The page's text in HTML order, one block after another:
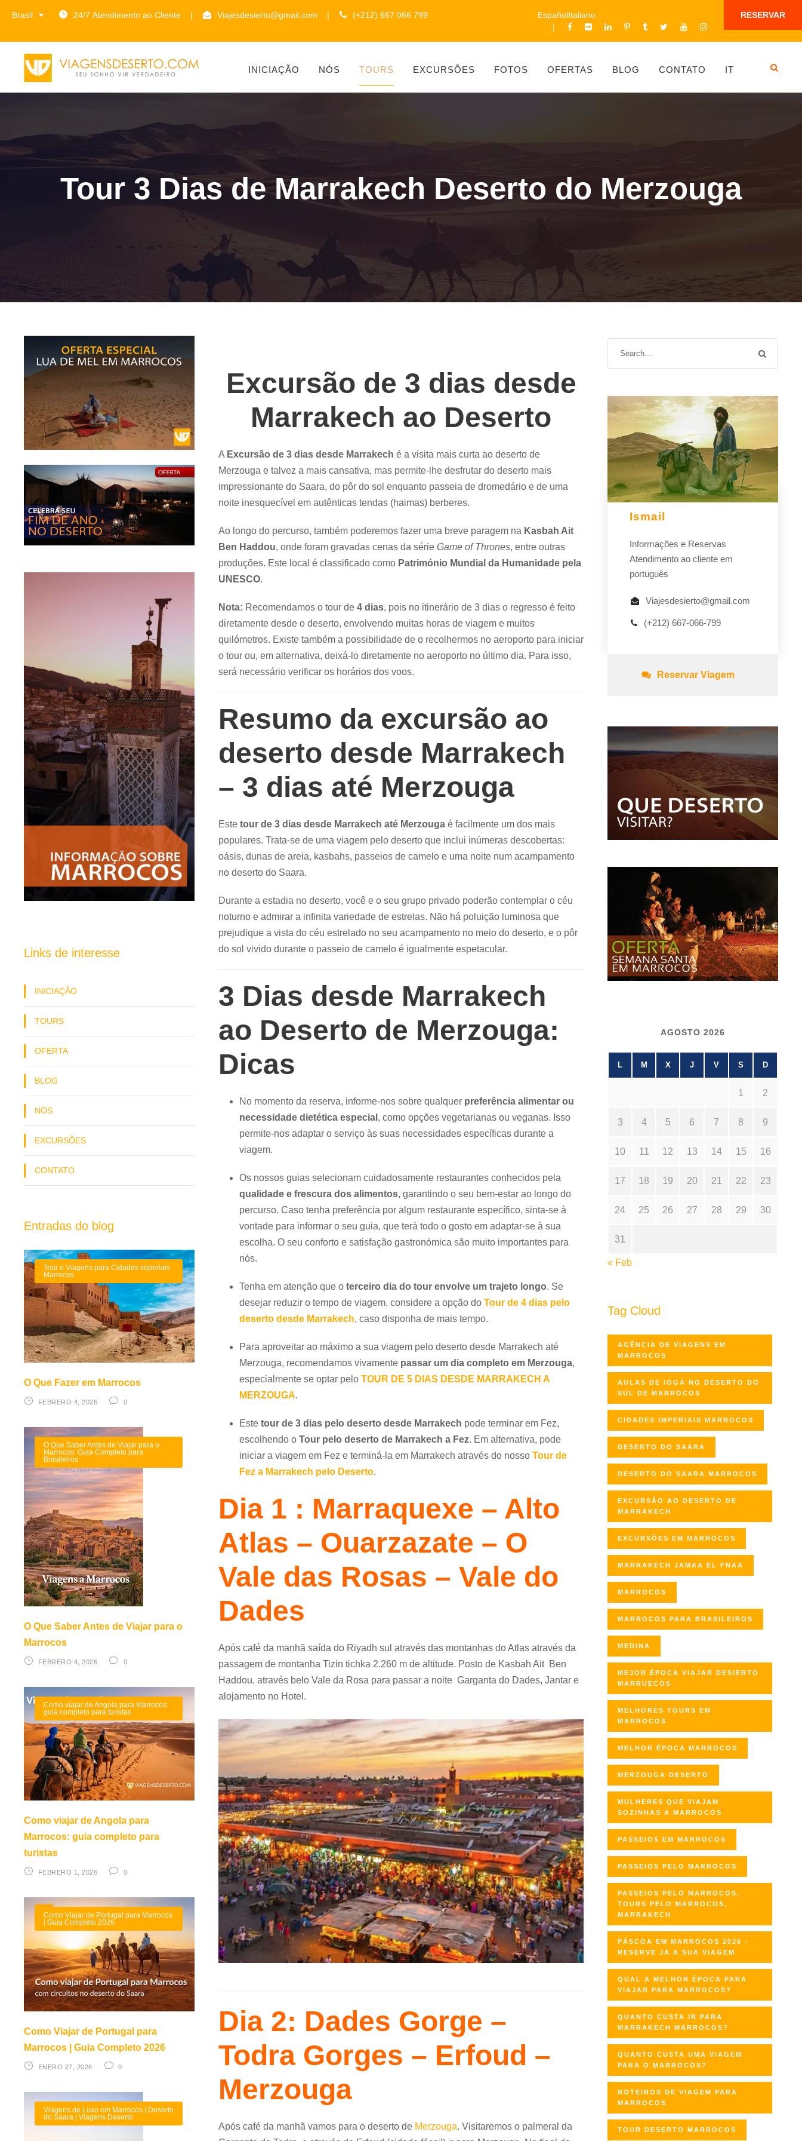
Brasil 24/7 Atendimento ao Cliente | Viajesdesierto@gmail.com | (+212) 667 066 799 RESERVAR
EspañolItaliano
INICIAÇÃO NÓS TOURS EXCURSÕES FOTOS OFERTAS BLOG CONTATO IT
Tour 3 Dias de Marrakech Deserto do Merzouga
Excursão de 3 dias desde
Marrakech ao Deserto
A Excursão de 3 dias desde Marrakech é a visita mais curta ao deserto de
Merzouga e talvez a mais cansativa, mas permite-lhe desfrutar do deserto mais
impressionante do Saara, do pôr do sol enquanto passeia de dromedário e de uma
noite inesquecível em autênticas tendas (haimas) berberes.
Ao longo do percurso, também poderemos fazer uma breve paragem na Kasbah Ait
Ben Haddou, onde foram gravadas cenas da série Game of Thrones, entre outras
produções. Este local é classificado como Património Mundial da Humanidade pela
UNESCO.
Nota: Recomendamos o tour de 4 dias, pois no itinerário de 3 dias o regresso é feito
diretamente desde o deserto, envolvendo muitas horas de viagem e muitos
quilómetros. Existe também a possibilidade de o recolhermos no aeroporto para iniciar
o tour ou, em alternativa, deixá-lo diretamente no aeroporto no último dia. Para isso,
será necessário verificar os horários dos voos.
Resumo da excursão ao
deserto desde Marrakech
– 3 dias até Merzouga
Este tour de 3 dias desde Marrakech até Merzouga é facilmente um dos mais
populares. Trata-se de uma viagem pelo deserto que inclui inúmeras descobertas:
oásis, dunas de areia, kasbahs, passeios de camelo e uma noite num acampamento
no deserto do Saara.
Durante a estadia no deserto, você e o seu grupo privado poderão contemplar o céu
noturno e admirar a infinita variedade de estrelas. Não há poluição luminosa que
prejudique a vista do céu estrelado no seu acampamento no meio do deserto, e o pôr
do sol vivido durante o passeio de camelo é igualmente espetacular.
3 Dias desde Marrakech
ao Deserto de Merzouga:
Dicas
No momento da reserva, informe-nos sobre qualquer preferência alimentar ou
necessidade dietética especial , como opções vegetarianas ou veganas. Isso
permite-nos adaptar o serviço às suas necessidades específicas durante a
viagem.
Os nossos guias selecionam cuidadosamente restaurantes conhecidos pela
qualidade e frescura dos alimentos, garantindo o seu bem-estar ao longo do
percurso. Caso tenha preferência por algum restaurante específico, sinta-se à
vontade para informar o seu guia, que terá todo o gosto em adaptar-se à sua
escolha. O seu conforto e satisfação gastronómica são muito importantes para
nós.
Tenha em atenção que o terceiro dia do tour envolve um trajeto longo. Se
desejar reduzir o tempo de viagem, considere a opção do Tour de 4 dias pelo
deserto desde Marrakech, caso disponha de mais tempo.
Para aproveitar ao máximo a sua viagem pelo deserto desde Marrakech até
Merzouga, recomendamos vivamente passar um dia completo em Merzouga,
especialmente se optar pelo TOUR DE 5 DIAS DESDE MARRAKECH A
MERZOUGA.
Este tour de 3 dias pelo deserto desde Marrakech pode terminar em Fez,
escolhendo o Tour pelo deserto de Marrakech a Fez. Em alternativa, pode
iniciar a viagem em Fez e terminá-la em Marrakech através do nosso Tour de
Fez a Marrakech pelo Deserto.
Dia 1 : Marraquexe – Alto
Atlas – Ouarzazate – O
Vale das Rosas – Vale do
Dades
Após café da manhã saída do Riyadh sul através das montanhas do Atlas através da
passagem de montanha Tizin tichka 2.260 m de altitude. Posto de Kasbah Ait Ben
Haddou, através belo Vale da Rosa para passar a noite Garganta do Dades, Jantar e
alojamento no Hotel.
Dia 2: Dades Gorge –
Todra Gorges – Erfoud –
Merzouga
Após café da manhã vamos para o deserto de Merzouga. Visitaremos o palmeral da
Links de interesse
INICIAÇÃO
TOURS
OFERTA
BLOG
NÓS
EXCURSÕES
CONTATO
Entradas do blog
Tour e Viagens para Cidades imperiais
Marrocos
O Que Fazer em Marrocos
FEBRERO 4, 2026 0
O Que Saber Antes de Viajar para o
Marrocos: Guia Completo para
Brasileiros
O Que Saber Antes de Viajar para o
Marrocos
FEBRERO 4, 2026 0
Como viajar de Angola para Marrocos:
guia completo para turistas
Como viajar de Angola para
Marrocos: guia completo para
turistas
FEBRERO 1, 2026 0
Como Viajar de Portugal para Marrocos
| Guia Completo 2026
Como Viajar de Portugal para
Marrocos | Guia Completo 2026
ENERO 27, 2026 0
Viagens de Luxo em Marrocos | Deserto
do Saara | Viagens Deserto
Ismail
Informações e Reservas
Atendimento ao cliente em
português
Viajesdesierto@gmail.com
(+212) 667-066-799
Reservar Viagem
AGOSTO 2026
L M X J V S D
1 2
3 4 5 6 7 8 9
10 11 12 13 14 15 16
17 18 19 20 21 22 23
24 25 26 27 28 29 30
31
« Feb
Tag Cloud
AGÊNCIA DE VIAGENS EM
MARROCOS
AULAS DE IOGA NO DESERTO DO
SUL DE MARROCOS
CIDADES IMPERIAIS MARROCOS
DESERTO DO SAARA
DESERTO DO SAARA MARROCOS
EXCURSÃO AO DESERTO DE
MARRAKECH
EXCURSÕES EM MARROCOS
MARRAKECH JAMAA EL FNAA
MARROCOS
MARROCOS PARA BRASILEIROS
MEDINA
MEJOR ÉPOCA VIAJAR DESIERTO
MARRUECOS
MELHORES TOURS EM
MARROCOS
MELHOR ÉPOCA MARROCOS
MERZOUGA DESERTO
MULHERES QUE VIAJAM
SOZINHAS A MARROCOS
PASSEIOS EM MARROCOS
PASSEIOS PELO MARROCOS
PASSEIOS PELO MARROCOS,
TOURS PELO MARROCOS,
MARRAKECH
PÁSCOA EM MARROCOS 2026 -
RESERVE JÁ A SUA VIAGEM
QUAL A MELHOR ÉPOCA PARA
VIAJAR PARA MARROCOS?
QUANTO CUSTA IR PARA
MARRAKECH MARROCOS?
QUANTO CUSTA UMA VIAGEM
PARA O MARROCOS?
ROTEIROS DE VIAGEM PARA
MARROCOS
TOUR DESERTO MARROCOS